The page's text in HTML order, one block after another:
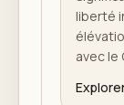
liberté
avec le